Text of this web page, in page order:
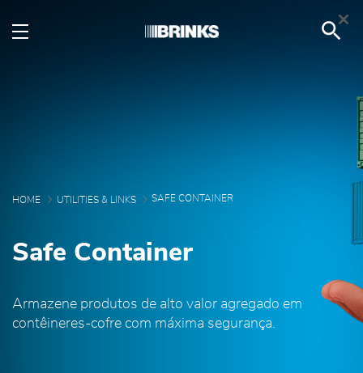
Safe Container -
HOME UTILITIES & LINKS SAFE CONTAINER
Safe Container
Armazene produtos de alto valor agregado em
contêineres-cofre com máxima segurança.